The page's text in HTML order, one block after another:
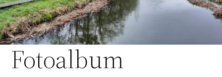
Fotoalbum